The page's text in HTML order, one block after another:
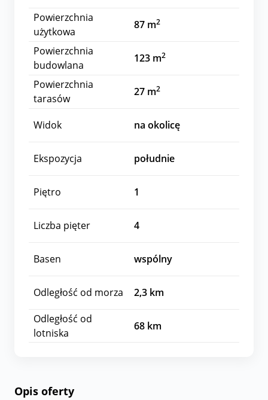
Powierzchnia
użytkowa
87 m2
Powierzchnia
budowlana
123 m2
Powierzchnia
tarasów
27 m2
Widok na okolicę
Ekspozycja południe
Piętro 1
Liczba pięter 4
Basen wspólny
Odległość od morza 2,3 km
Odległość od
lotniska
68 km
Opis oferty